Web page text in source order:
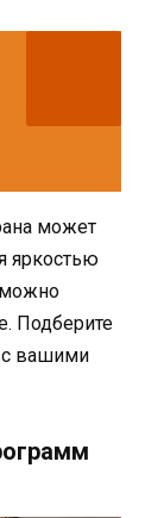
может
яркостью
Подберите
с вашими